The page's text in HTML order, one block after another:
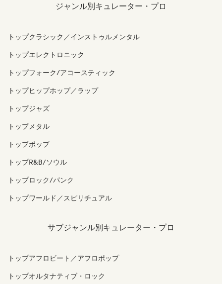
ジャンル別キュレーター・プロ
トップクラシック／インストゥルメンタル
トップエレクトロニック
トップフォーク/アコースティック
トップヒップホップ／ラップ
トップジャズ
トップメタル
トップポップ
トップR&B/ソウル
トップロック/パンク
トップワールド／スピリチュアル
サブジャンル別キュレーター・プロ
トップアフロビート／アフロポップ
トップオルタナティブ・ロック